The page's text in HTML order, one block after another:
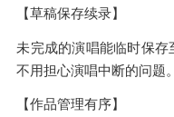
【草稿保存续录】
未完成的演唱能临时保存
不用担心演唱中断的问题。
【作品管理有序】